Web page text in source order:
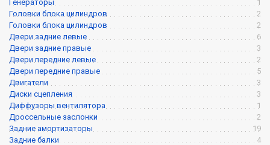
Генераторы
1
Головки блока цилиндров
2
Головки блока цилиндров
2
Двери задние левые
6
Двери задние правые
3
Двери передние левые
2
Двери передние правые
5
Двигатели
3
Диски сцепления
3
Диффузоры вентилятора
1
Дроссельные заслонки
2
Задние амортизаторы
19
Задние балки
4